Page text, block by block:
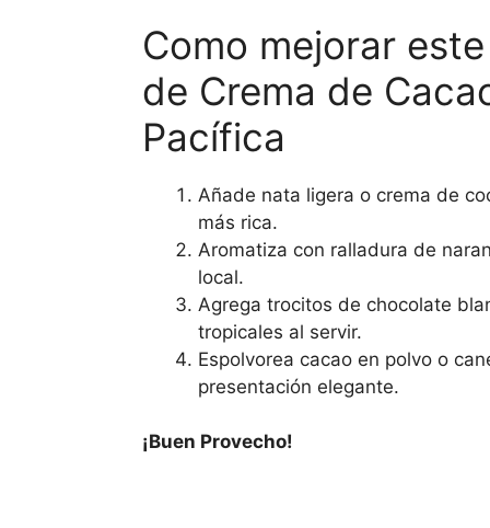
Como mejorar
de Crema de
Pacífica
Añade nata ligera o crema de
más rica.
Aromatiza con ralladura de
local.
Agrega trocitos de chocolate
tropicales al servir.
Espolvorea cacao en polvo o
presentación elegante.
¡Buen Provecho!